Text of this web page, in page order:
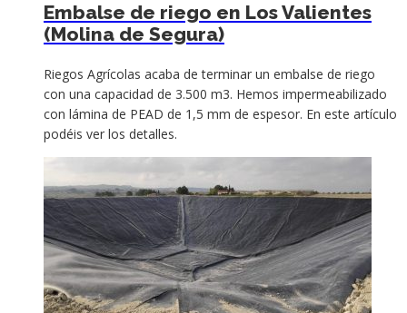
Embalse de riego en Los Valientes
(Molina de Segura)
Riegos Agrícolas acaba de terminar un embalse de riego
con una capacidad de 3.500 m3. Hemos impermeabilizado
con lámina de PEAD de 1,5 mm de espesor. En este artículo
podéis ver los detalles.